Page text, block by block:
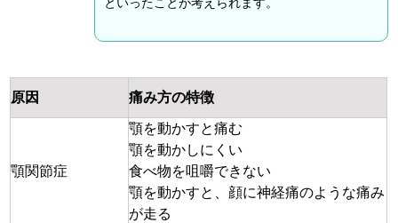
といったことが考えられます。
原因 痛み方の特徴
顎関節症
顎を動かすと痛む
顎を動かしにくい
食べ物を咀嚼できない
顎を動かすと、顔に神経痛のような痛み
が走る